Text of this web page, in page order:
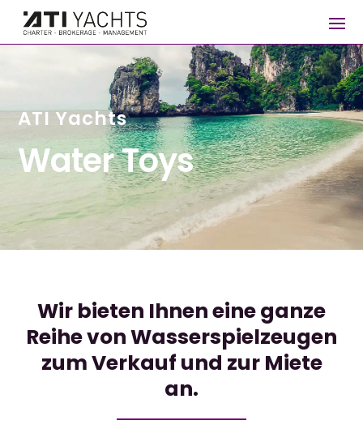
ATI Yachts
Water Toys
Wir bieten Ihnen eine ganze
Reihe von Wasserspielzeugen
zum Verkauf und zur Miete
an.